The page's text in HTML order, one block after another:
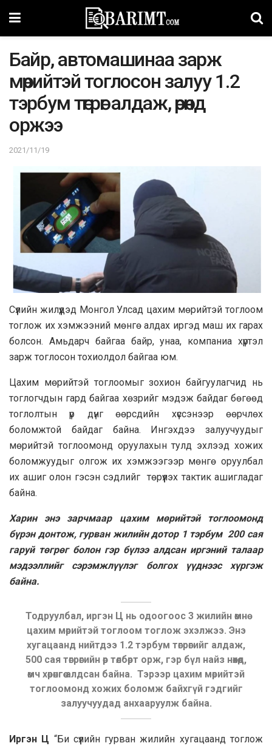
Байр, автомашинаа зарж
мөрийтэй тоглосон залуу 1.2
тэрбум төгрөг алдаж, өрөнд
оржээ
2021/11/19
Сүүлийн жилүүдэд Монгол Улсад цахим мөрийтэй тоглоом
тоглож их хэмжээний мөнгө алдах иргэд маш их гарах
болсон. Амьдарч байгаа байр, унаа, компаниа хүртэл
зарж тоглосон тохиолдол байгаа юм.
Цахим мөрийтэй тоглоомыг зохион байгуулагчид нь
тоглогчдын гард байгаа хөзрийг мэдэж байдаг бөгөөд
тоглолтын үр дүнг өөрсдийн хүссэнээр өөрчлөх
боломжтой байдаг байна. Ингэхдээ залуучуудыг
мөрийтэй тоглоомонд оруулахын тулд эхлээд хожих
боломжуудыг олгож их хэмжээгээр мөнгө оруулбал
их ашиг олон гэсэн сэдлийг төрүүлэх тактик ашигладаг
байна.
Харин энэ зарчмаар цахим мөрийтэй тоглоомонд
бүрэн донтож, гурван жилийн дотор 1 тэрбум 200 сая
гаруй төгрөг болон гэр бүлээ алдсан иргэний талаар
мэдээллийг сэрэмжлүүлэг болгох үүднээс хүргэж
байна.
Тодруулбал, иргэн Ц нь одоогоос 3 жилийн өмнө
цахим мөрийтэй тоглоом тоглож эхэлжээ. Энэ
хугацаанд нийтдээ 1.2 тэрбум төгрөгийг алдаж,
500 сая төгрөгийн өр төлбөрт орж, гэр бүл найз нөхөд,
өмч хөрөнгөө алдсан байна. Тэрээр цахим мөрийтэй
тоглоомонд хожих боломж байхгүй гэдгийг
залуучуудад анхааруулж байна.
Иргэн Ц “Би сүүлийн гурван жилийн хугацаанд тоглож